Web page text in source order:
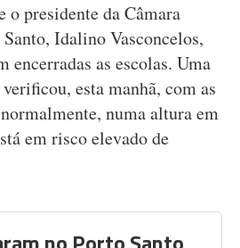
o presidente da Câmara
Idalino Vasconcelos,
encerradas as escolas. Uma
esta manhã, com as
numa altura em
em risco elevado de